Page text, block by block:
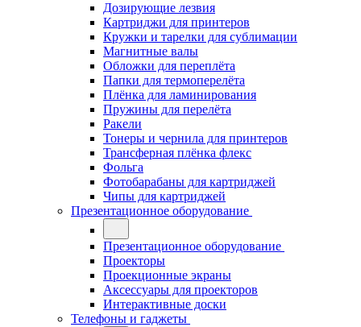
Дозирующие лезвия
Картриджи для принтеров
Кружки и тарелки для сублимации
Магнитные валы
Обложки для переплёта
Папки для термоперелёта
Плёнка для ламинирования
Пружины для перелёта
Ракели
Тонеры и чернила для принтеров
Трансферная плёнка флекс
Фольга
Фотобарабаны для картриджей
Чипы для картриджей
Презентационное оборудование
Презентационное оборудование
Проекторы
Проекционные экраны
Аксессуары для проекторов
Интерактивные доски
Телефоны и гаджеты